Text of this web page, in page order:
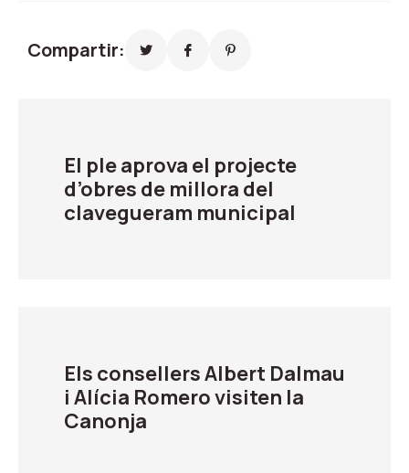
Compartir:
El ple aprova el projecte
d’obres de millora del
clavegueram municipal
Els consellers Albert Dalmau
i Alícia Romero visiten la
Canonja